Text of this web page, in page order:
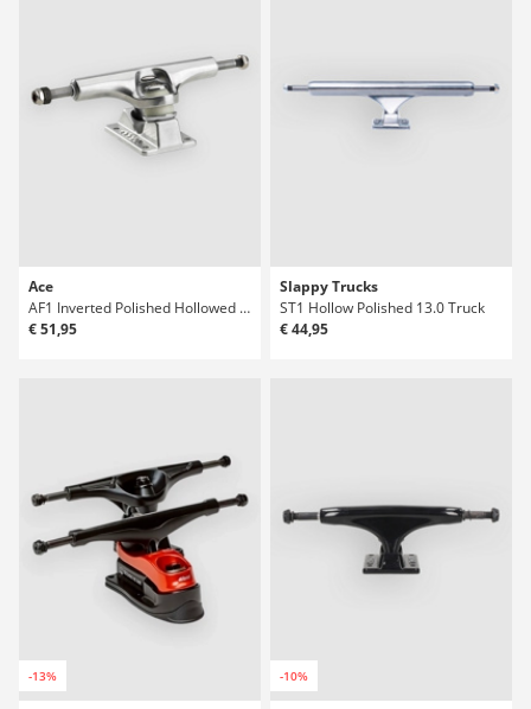
Ace
AF1 Inverted Polished Hollowed 44" Truck
€ 51,95
Slappy Trucks
ST1 Hollow Polished 13.0 Truck
€ 44,95
-13% -10%